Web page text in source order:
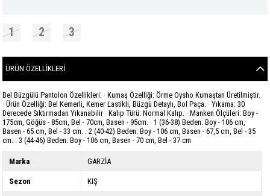
1 2 3
ÜRÜN ÖZELLIKLERI
Bel Büzgülü Pantolon Özellikleri: · Kumaş Özelliği: Örme Oysho Kumaştan Üretilmiştir.
· Ürün Özelliği: Bel Kemerli, Kemer Lastikli, Büzgü Detaylı, Bol Paça. · Yıkama: 30
Derecede Sıktırmadan Yıkanabilir · Kalıp Türü: Normal Kalıp. · Manken Ölçüleri: Boy -
175cm, Göğüs - 85cm, Bel - 70cm, Basen - 95cm. · 1 (36-38) Beden: Boy - 106 cm,
Basen - 65 cm, Bel - 33 cm. . 2 (40-42) Beden: Boy - 106 cm, Basen - 67,5 cm, Bel - 35
cm. . 3 (44-46) Beden: Boy - 106 cm, Basen - 70 cm, Bel - 37 cm
Marka GARZİA
Sezon KIŞ